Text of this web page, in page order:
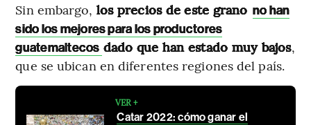
Sin embargo, los precios de este grano no han
sido los mejores para los productores
guatemaltecos dado que han estado muy bajos,
que se ubican en diferentes regiones del país.
VER +
Catar 2022: cómo ganar el